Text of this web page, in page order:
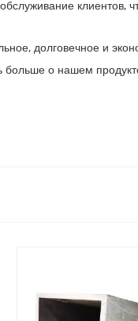
долговечное и
о нашем